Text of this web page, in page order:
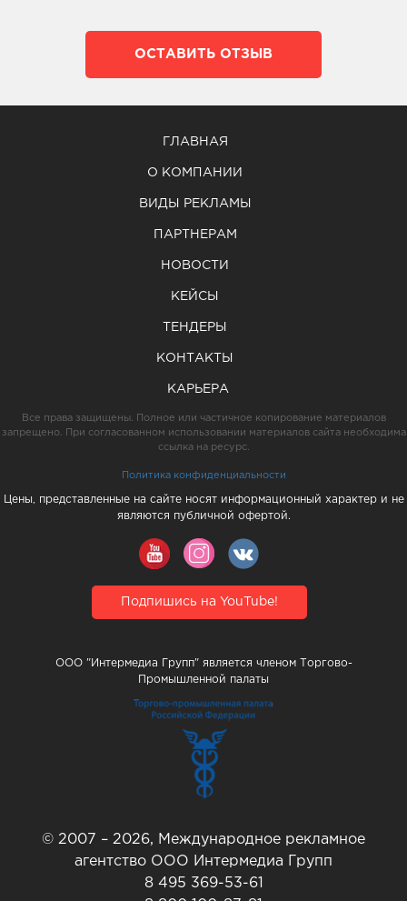
ОСТАВИТЬ ОТЗЫВ
ГЛАВНАЯ
О КОМПАНИИ
ВИДЫ РЕКЛАМЫ
ПАРТНЕРАМ
НОВОСТИ
КЕЙСЫ
ТЕНДЕРЫ
КОНТАКТЫ
КАРЬЕРА
Все права защищены. Полное или частичное копирование материалов
запрещено. При согласованном использовании материалов сайта необходима
ссылка на ресурс.
Политика конфиденциальности
Цены, представленные на сайте носят информационный характер и не
являются публичной офертой.
Подпишись на YouTube!
ООО "Интермедиа Групп" является членом Торгово-
Промышленной палаты
© 2007 – 2026, Международное рекламное
агентство ООО Интермедиа Групп
8 495 369-53-61